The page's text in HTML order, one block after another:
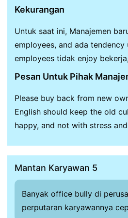
Kekurangan
Untuk saat ini, Manajemen
employees, and ada tendency
employees tidak enjoy
Pesan Untuk Pihak
Please buy back from new
English should keep the old
happy, and not with stress
Mantan Karyawan 5
Banyak office bully di
perputaran karyawannya